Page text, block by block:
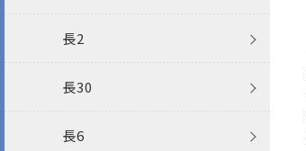
その他
プリンター対応
レーザー
インクジェット
フタ折
ポリ封筒
洋5タテ・窓封筒
クラフト封筒
白封筒
洋4タテ・窓封筒
洋6タテ・窓封筒
洋長3
洋長3窓
保存袋
長2
長30
長6